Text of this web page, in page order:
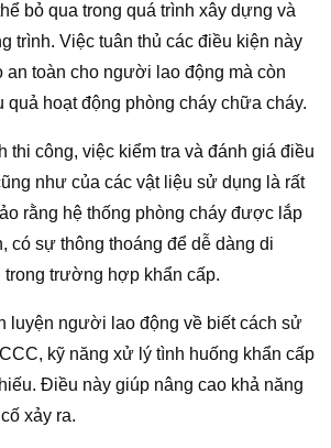
bỏ qua trong quá trình xây dựng và
trình. Việc tuân thủ các điều kiện này
an toàn cho người lao động mà còn
quả hoạt động phòng cháy chữa cháy.
thi công, việc kiểm tra và đánh giá điều
như của các vật liệu sử dụng là rất
rằng hệ thống phòng cháy được lắp
có sự thông thoáng để dễ dàng di
trong trường hợp khẩn cấp.
luyện người lao động về biết cách sử
kỹ năng xử lý tình huống khẩn cấp
Điều này giúp nâng cao khả năng
xảy ra.